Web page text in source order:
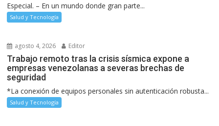
Especial. – En un mundo donde gran parte...
Salud y Tecnología
agosto 4, 2026 Editor
Trabajo remoto tras la crisis sísmica expone a
empresas venezolanas a severas brechas de
seguridad
*La conexión de equipos personales sin autenticación robusta...
Salud y Tecnología